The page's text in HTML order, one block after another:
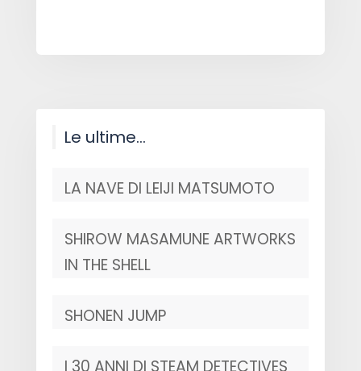
Le ultime…
LA NAVE DI LEIJI MATSUMOTO
SHIROW MASAMUNE ARTWORKS
IN THE SHELL
SHONEN JUMP
I 30 ANNI DI STEAM DETECTIVES